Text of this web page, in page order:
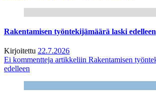
Rakentamisen työntekijämäärä laski edelleen
Kirjoitettu 22.7.2026
Ei kommentteja artikkeliin Rakentamisen
edelleen